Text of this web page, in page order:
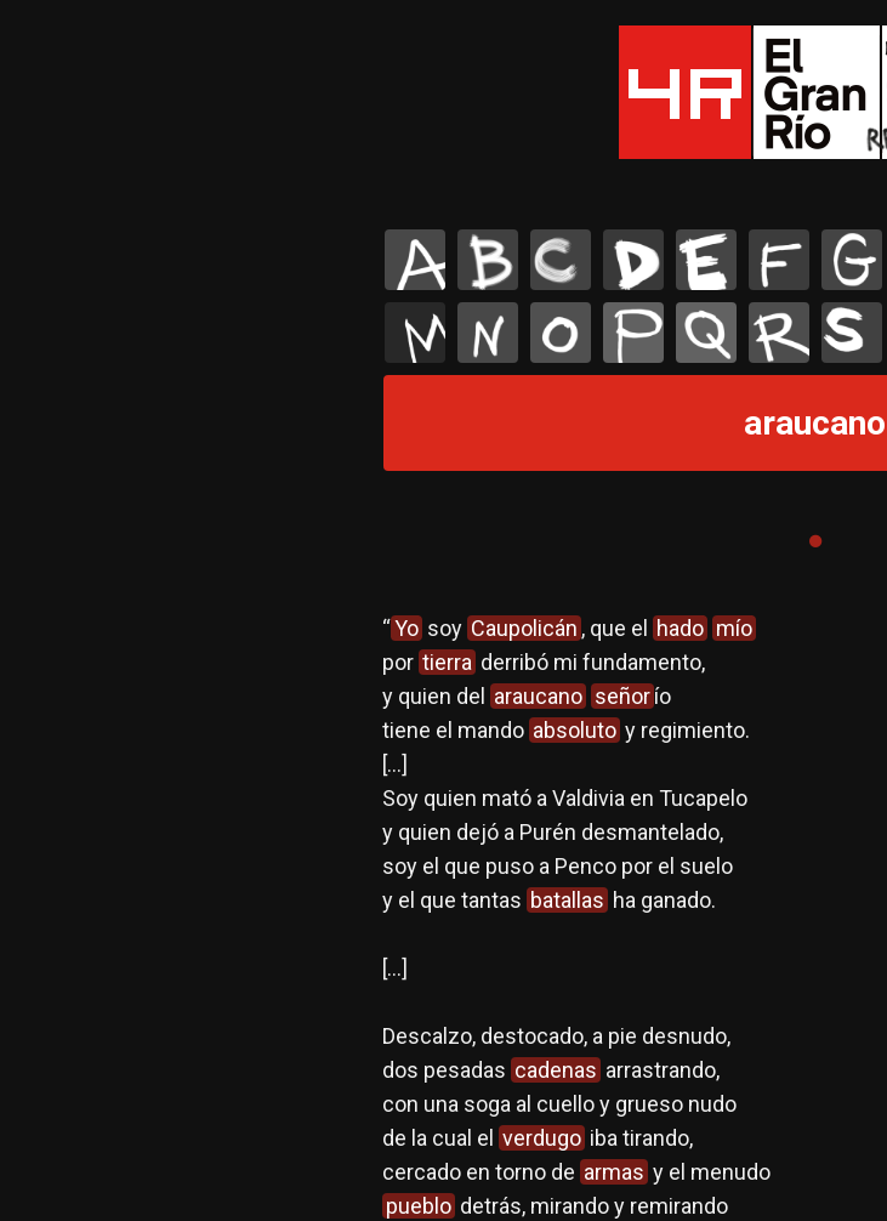
A B C D E F G
araucano
“Yo soy Caupolicán , que el hado mío
por tierra derribó mi fundamento,
y quien del
araucano señorío
tiene el mando absoluto y regimiento.
[…]
Soy quien mató a Valdivia en Tucapelo
y quien dejó a Purén desmantelado,
soy el que puso a Penco por el suelo
y el que tantas batallas ha ganado.
[…]
Descalzo, destocado, a pie desnudo,
dos pesadas cadenas arrastrando,
con una soga al cuello y grueso nudo
de la cual el verdugo iba tirando,
cercado en torno de armas y el menudo
pueblo detrás, mirando y remirando